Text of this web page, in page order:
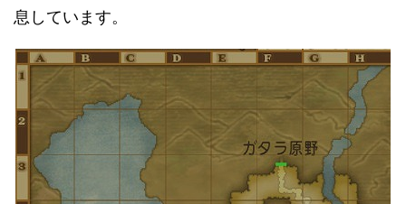
息しています。